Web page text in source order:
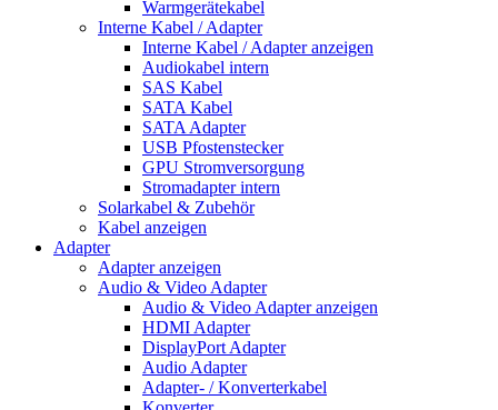
Warmgerätekabel
Interne Kabel / Adapter
Interne Kabel / Adapter anzeigen
Audiokabel intern
SAS Kabel
SATA Kabel
SATA Adapter
USB Pfostenstecker
GPU Stromversorgung
Stromadapter intern
Solarkabel & Zubehör
Kabel anzeigen
Adapter
Adapter anzeigen
Audio & Video Adapter
Audio & Video Adapter anzeigen
HDMI Adapter
DisplayPort Adapter
Audio Adapter
Adapter- / Konverterkabel